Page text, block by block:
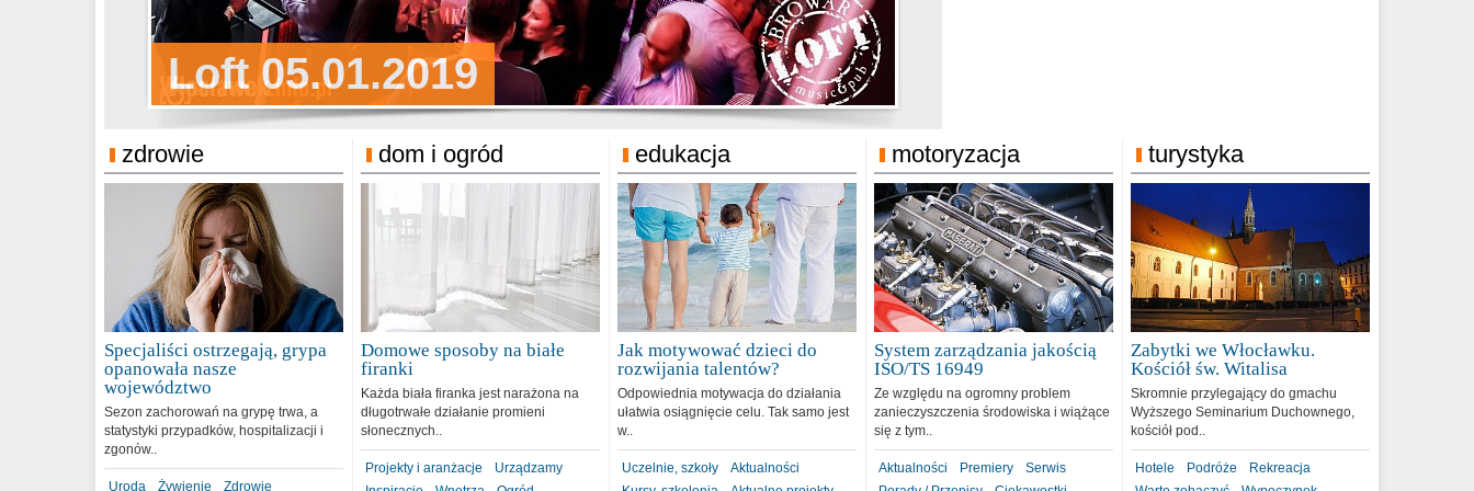
Loft 05.01.2019
Sylwester Podgrodzie 31.12.2018
Sylwester Pensjonat Michelin
31.12.2018
zdrowie
Specjaliści ostrzegają, grypa
opanowała nasze
województwo
Sezon zachorowań na grypę trwa, a
statystyki przypadków, hospitalizacji i
zgonów..
Uroda Żywienie Zdrowie
dom i ogród
Domowe sposoby na białe
firanki
Każda biała firanka jest narażona na
długotrwałe działanie promieni
słonecznych..
Projekty i aranżacje
Urządzamy
edukacja
Jak motywować dzieci do
rozwijania talentów?
Odpowiednia motywacja do działania
ułatwia osiągnięcie celu. Tak samo jest
w..
Uczelnie, szkoły
Aktualności
motoryzacja
System zarządzania jakością
ISO/TS 16949
Ze względu na ogromny problem
zanieczyszczenia środowiska i wiążące
się z tym..
Aktualności Premiery
Serwis
turystyka
Zabytki we Włocławku.
Kościół św. Witalisa
Skromnie przylegający do gmachu
Wyższego Seminarium Duchownego,
kościół pod..
Hotele Podróże
Rekreacja